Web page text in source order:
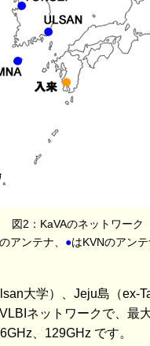
図2：KaVAのネットワーク
アンテナ、 ●はKVNのアンテ
大学）、Jeju島（ex-
ネットワークで、最
、129GHz です。